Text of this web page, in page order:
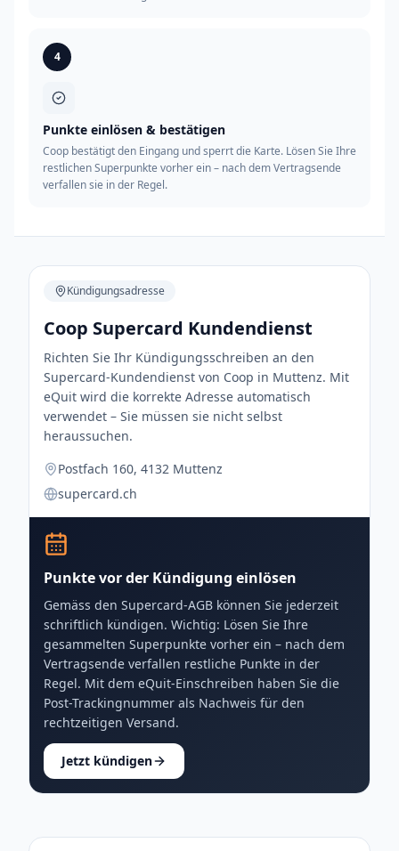
4
Punkte einlösen & bestätigen
Coop bestätigt den Eingang und sperrt die Karte. Lösen Sie Ihre
restlichen Superpunkte vorher ein – nach dem Vertragsende
verfallen sie in der Regel.
Kündigungsadresse
Coop Supercard Kundendienst
Richten Sie Ihr Kündigungsschreiben an den
Supercard-Kundendienst von Coop in Muttenz. Mit
eQuit wird die korrekte Adresse automatisch
verwendet – Sie müssen sie nicht selbst
heraussuchen.
Postfach 160, 4132 Muttenz
supercard.ch
Punkte vor der Kündigung einlösen
Gemäss den Supercard-AGB können Sie jederzeit
schriftlich kündigen. Wichtig: Lösen Sie Ihre
gesammelten Superpunkte vorher ein – nach dem
Vertragsende verfallen restliche Punkte in der
Regel. Mit dem eQuit-Einschreiben haben Sie die
Post-Trackingnummer als Nachweis für den
rechtzeitigen Versand.
Jetzt kündigen